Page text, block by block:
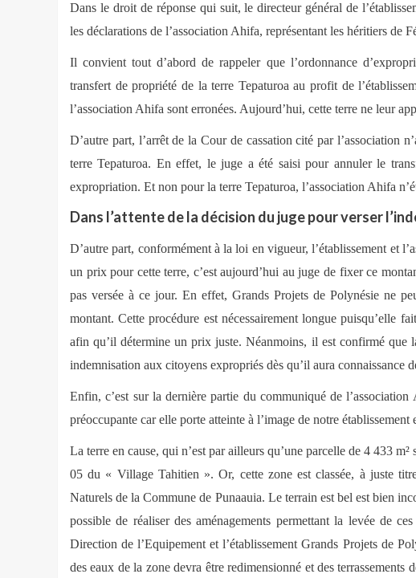
Dans le droit de réponse qui suit, le directeur général de
les déclarations de l’association Ahifa, représentant les héritiers de
Il convient tout d’abord de rappeler que l’ordonnance
transfert de propriété de la terre Tepaturoa au profit de
l’association Ahifa sont erronées. Aujourd’hui, cette terre ne leur
D’autre part, l’arrêt de la Cour de cassation cité par l’association
terre Tepaturoa. En effet, le juge a été saisi pour annuler le
expropriation. Et non pour la terre Tepaturoa, l’association Ahifa
Dans l’attente de la décision du juge pour verser
D’autre part, conformément à la loi en vigueur, l’établissement et
un prix pour cette terre, c’est aujourd’hui au juge de fixer ce
pas versée à ce jour. En effet, Grands Projets de Polynésie ne
montant. Cette procédure est nécessairement longue puisqu’elle
afin qu’il détermine un prix juste. Néanmoins, il est confirmé que
indemnisation aux citoyens expropriés dès qu’il aura connaissance
Enfin, c’est sur la dernière partie du communiqué de
préoccupante car elle porte atteinte à l’image de notre
La terre en cause, qui n’est par ailleurs qu’une parcelle de 4 433
05 du « Village Tahitien ». Or, cette zone est classée, à juste
Naturels de la Commune de Punaauia. Le terrain est bel est bien
possible de réaliser des aménagements permettant la levée de
Direction de l’Equipement et l’établissement Grands Projets de
des eaux de la zone devra être redimensionné et des terrassements